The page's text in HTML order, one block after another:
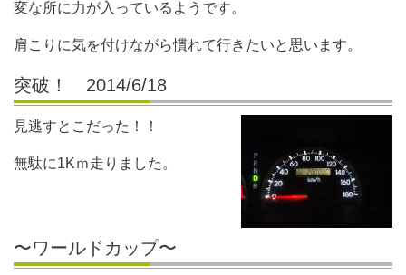
変な所に力が入っているようです。
肩こりに気を付けながら慣れて行きたいと思います。
突破！ 2014/6/18
見逃すとこだった！！
無駄に1Kｍ走りました。
〜ワールドカップ〜